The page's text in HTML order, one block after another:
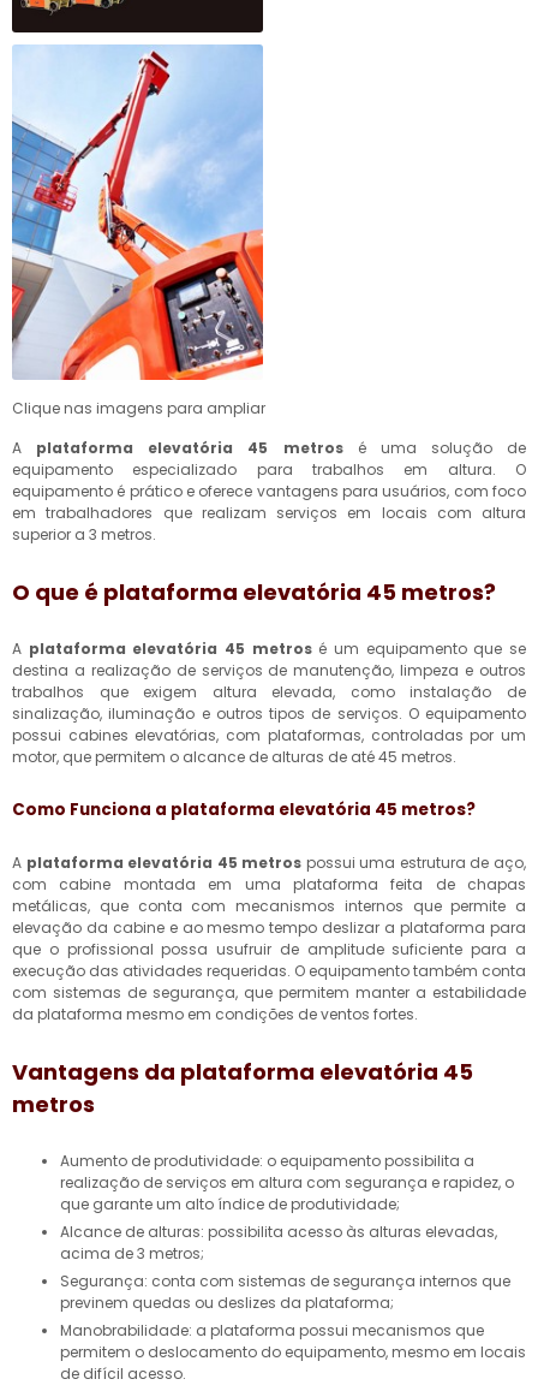
Clique nas imagens para ampliar
A plataforma elevatória 45 metrosé uma solução de
equipamento especializado para trabalhos em altura. O
equipamento é prático e oferece vantagens para usuários, com foco
em trabalhadores que realizam serviços em locais com altura
superior a 3 metros.
O que é plataforma elevatória 45 metros?
A plataforma elevatória 45 metrosé um equipamento que se
destina a realização de serviços de manutenção, limpeza e outros
trabalhos que exigem altura elevada, como instalação de
sinalização, iluminação e outros tipos de serviços. O equipamento
possui cabines elevatórias, com plataformas, controladas por um
motor, que permitem o alcance de alturas de até 45 metros.
Como Funciona a plataforma elevatória 45 metros?
A plataforma elevatória 45 metros possui uma estrutura de aço,
com cabine montada em uma plataforma feita de chapas
metálicas, que conta com mecanismos internos que permite a
elevação da cabine e ao mesmo tempo deslizar a plataforma para
que o profissional possa usufruir de amplitude suficiente para a
execução das atividades requeridas. O equipamento também conta
com sistemas de segurança, que permitem manter a estabilidade
da plataforma mesmo em condições de ventos fortes.
Vantagens da plataforma elevatória 45
metros
Aumento de produtividade: o equipamento possibilita a
realização de serviços em altura com segurança e rapidez, o
que garante um alto índice de produtividade;
Alcance de alturas: possibilita acesso às alturas elevadas,
acima de 3 metros;
Segurança: conta com sistemas de segurança internos que
previnem quedas ou deslizes da plataforma;
Manobrabilidade: a plataforma possui mecanismos que
permitem o deslocamento do equipamento, mesmo em locais
de difícil acesso.